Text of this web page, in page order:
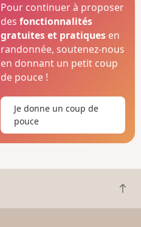
Pour continuer à proposer
desfonctionnalités
gratuites et pratiques en
randonnée, soutenez-nous
en donnant un petit coup
de pouce !
Je donne un coup de
pouce
R
e